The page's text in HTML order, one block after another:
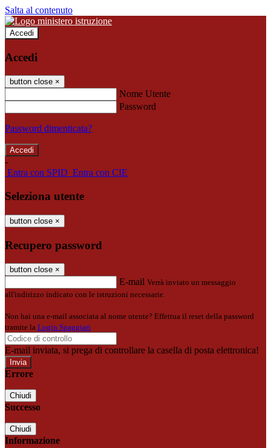
Salta al contenuto
Accedi
Accedi
button close ×
Nome Utente
Password
Password dimenticata?
-
Entra con SPID Entra con CIE
Seleziona utente
button close ×
Recupero password
button close ×
E-mail Verrà inviato un messaggio
all'indirizzo indicato con le istruzioni necessarie.
Non hai una e-mail associata al nome utente? Effettua il reset della password
tramite la Login Spaggiari
E-mail inviata, si prega di controllare la casella di posta elettronica!
Errore
Chiudi
Successo
Chiudi
Informazione